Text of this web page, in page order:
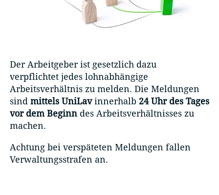
Der Arbeitgeber ist gesetzlich dazu
verpflichtet jedes lohnabhängige
Arbeitsverhältnis zu melden. Die Meldungen
sind mittels UniLavinnerhalb 24 Uhr des Tages
vor dem Beginn des Arbeitsverhältnisses zu
machen.
Achtung bei verspäteten Meldungen fallen
Verwaltungsstrafen an.